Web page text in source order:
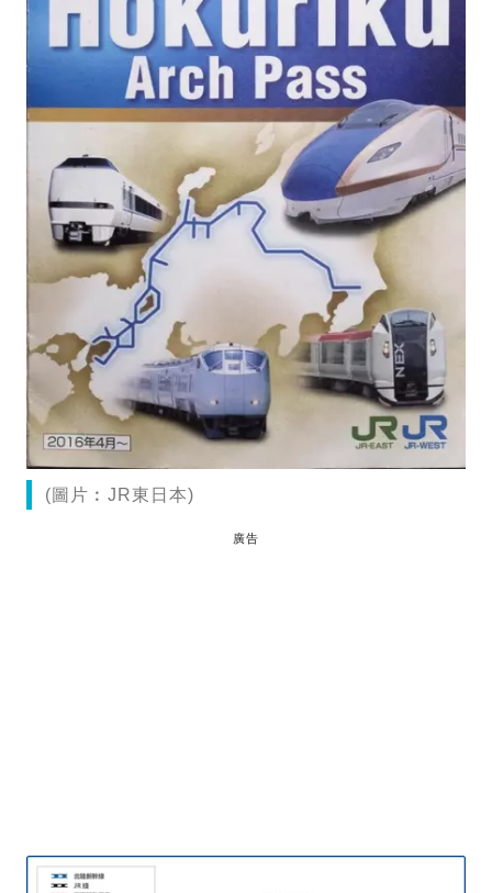
(圖片︰JR東日本)
廣告